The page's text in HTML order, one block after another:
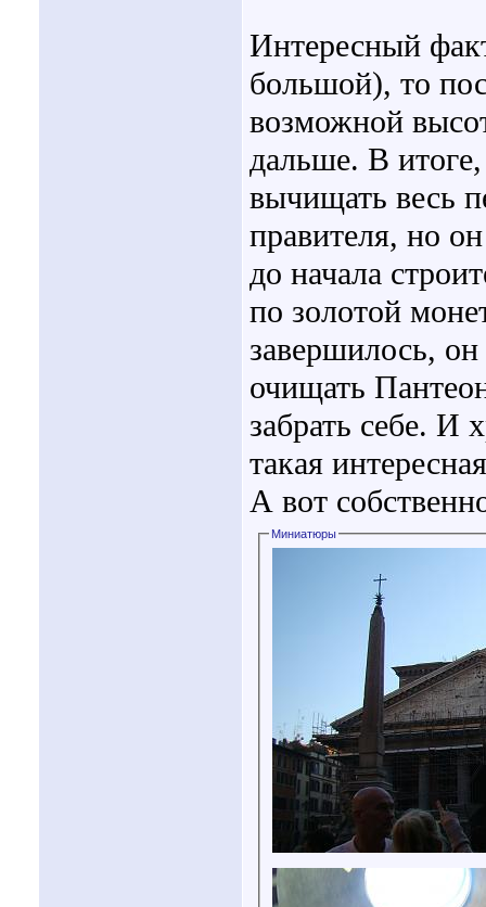
Интересный
большой), то
возможной
дальше. В
вычищать весь
правителя, но
до начала
по золотой
завершилось,
очищать
забрать себе. И
такая
А вот
Миниатюры